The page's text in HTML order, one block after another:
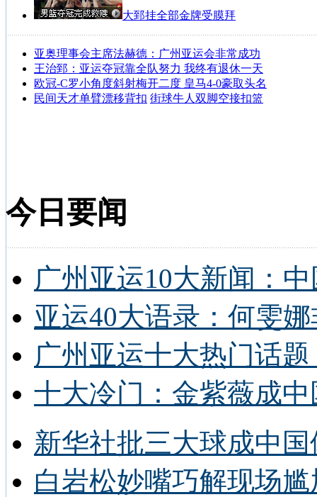
大郅挂全部金牌受膜拜
亚奥理事会主席法赫德：广州亚运会非常成功
王治郅：亚运夺冠靠全队努力 我终有退休一天
欧冠-C罗小角度斜射梅开二度 皇马4-0豪取头名
民间天才单臂漂移背扣 街球牛人双脚空接扣篮
今日要闻
广州亚运10大新闻：
亚运40大语录：何雯
广州亚运十大热门话
十大冷门：金紫薇成
新华社批三大球成中
白岩松妙嘴巧解现场